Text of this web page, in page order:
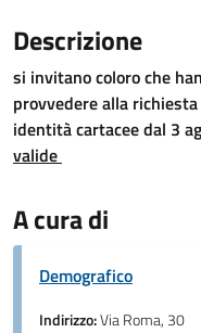
Descrizione
si invitano coloro che
provvedere alla
identità cartaceedal 3
valide
A cura di
Demografico
Indirizzo:Via Roma, 30